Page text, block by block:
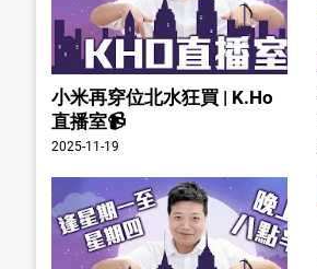
小米再穿位北水狂買 | K.Ho
直播室📹
2025-11-19